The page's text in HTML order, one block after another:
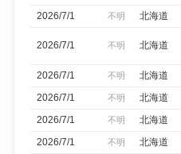
み
2026/7/1
不明 北海道
2026/7/1 不明 北海道
2026/7/1
不明 北海道
2026/7/1
不明 北海道
2026/7/1
不明 北海道
2026/7/1
不明 北海道